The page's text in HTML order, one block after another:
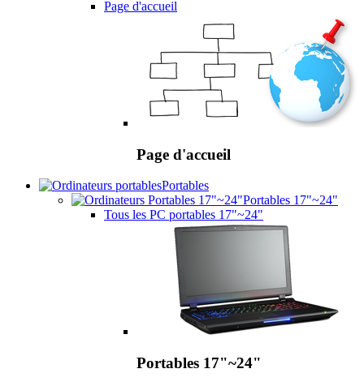
Page d'accueil
Page d'accueil
Portables
Portables 17"~24"
Tous les PC portables 17"~24"
Portables 17"~24"